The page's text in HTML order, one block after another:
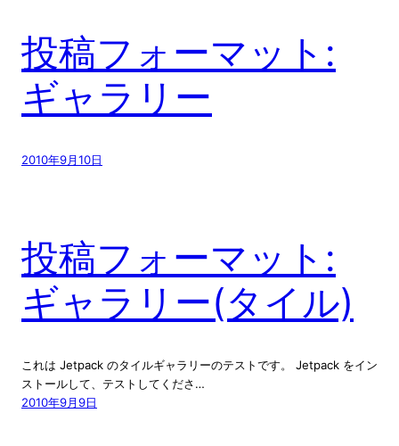
投稿フォーマット:
ギャラリー
2010年9月10日
投稿フォーマット:
ギャラリー(タイル)
これは Jetpack のタイルギャラリーのテストです。 Jetpack をイン
ストールして、テストしてくださ…
2010年9月9日